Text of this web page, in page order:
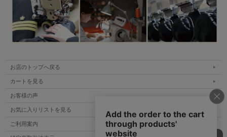
お店のトップへ戻る
カートを見る
お客様の声
お気に入りリストを見る
ご利用案内